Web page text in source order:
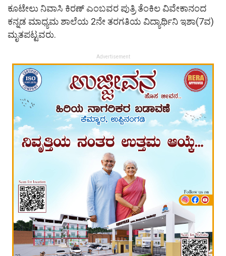
ಕೂಟೇಲು ನಿವಾಸಿ ಕಿರಣ್‌ ಎಂಬವರ ಪುತ್ರಿ ತೆಂಕಿಲ ವಿವೇಕಾನಂದ
ಕನ್ನಡ ಮಾಧ್ಯಮ ಶಾಲೆಯ 2ನೇ ತರಗತಿಯ ವಿದ್ಯಾರ್ಥಿನಿ ಇಶಾ(7ವ)
ಮೃತಪಟ್ಟವರು.
Advertisement